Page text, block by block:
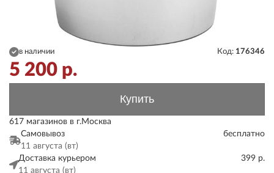
в наличии Код: 176346
5 200 р.
Купить
617 магазинов в г.Москва
Самовывоз
11 августа (вт)
бесплатно
Доставка курьером
11 августа (вт)
399 р.